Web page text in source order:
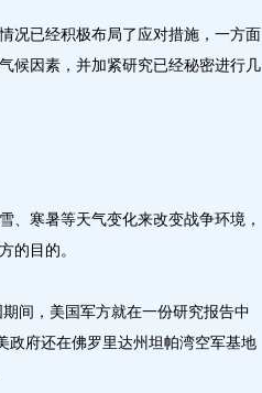
已经积极布局了应对措施，一方面
候因素，并加紧研究已经秘密进行几
寒暑等天气变化来改变战争环境，
的目的。
，美国军方就在一份研究报告中
政府还在佛罗里达州坦帕湾空军基地